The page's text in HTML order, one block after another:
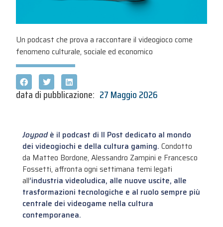
Un podcast che prova a raccontare il videogioco come
fenomeno culturale, sociale ed economico
data di pubblicazione: 27 Maggio 2026
Joypadè il podcast di Il Post dedicato al mondo
dei videogiochi e della cultura gaming. Condotto
da Matteo Bordone, Alessandro Zampini e Francesco
Fossetti, affronta ogni settimana temi legati
all’industria videoludica, alle nuove uscite, alle
trasformazioni tecnologiche e al ruolo sempre più
centrale dei videogame nella cultura
contemporanea.